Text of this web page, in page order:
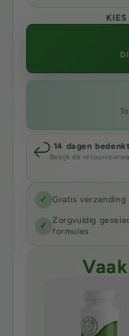
14 dagen
Bekijk de
✓ Gratis verzending
✓
Zorgvuldig
formules